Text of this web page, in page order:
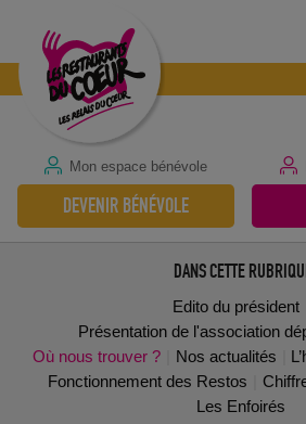
Mon espace bénévole
DEVENIR BÉNÉVOLE
DANS CETTE
Edito du président
Présentation de l'association
Où nous trouver ?
Nos actualités
Fonctionnement des Restos
Les Enfoirés